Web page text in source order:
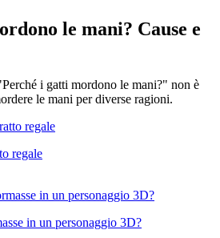
le mani? Cause e
i gatti mordono le mani?" non è
le mani per diverse ragioni.
regale
in un personaggio 3D?